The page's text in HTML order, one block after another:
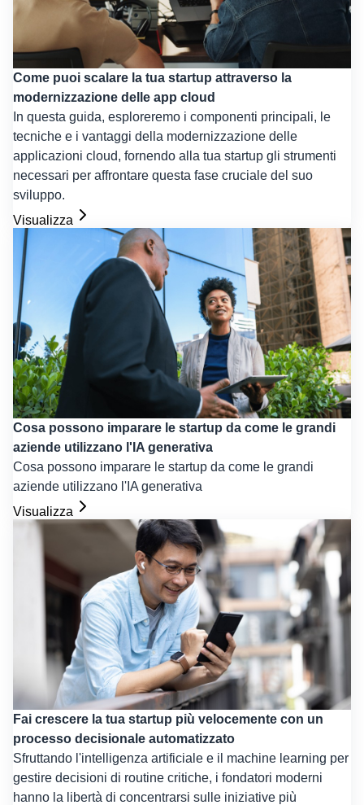
Come puoi scalare la tua startup attraverso la
modernizzazione delle app cloud
In questa guida, esploreremo i componenti principali, le
tecniche e i vantaggi della modernizzazione delle
applicazioni cloud, fornendo alla tua startup gli strumenti
necessari per affrontare questa fase cruciale del suo
sviluppo.
Visualizza
Cosa possono imparare le startup da come le grandi
aziende utilizzano l'IA generativa
Cosa possono imparare le startup da come le grandi
aziende utilizzano l'IA generativa
Visualizza
Fai crescere la tua startup più velocemente con un
processo decisionale automatizzato
Sfruttando l'intelligenza artificiale e il machine learning per
gestire decisioni di routine critiche, i fondatori moderni
hanno la libertà di concentrarsi sulle iniziative più